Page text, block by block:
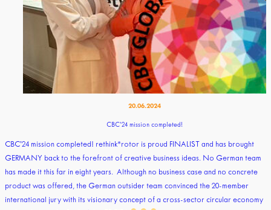
20.06.2024
CBC’24 mission completed!
CBC’24 mission completed! rethink*rotor is proud FINALIST and has brought
GERMANY back to the forefront of creative business ideas. No German team
has made it this far in eight years. Although no business case and no concrete
product was offered, the German outsider team convinced the 20-member
international jury with its visionary concept of a cross-sector circular economy